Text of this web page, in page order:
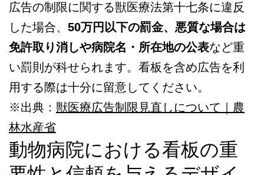
広告の制限に関する獣医療法第十七条に違反
した場合、 50万円以下の罰金、悪質な場合は
免許取り消しや病院名・所在地の公表など重
い罰則が科せられます。看板を含め広告を利
用する際は十分に留意してください。
※出典： 獣医療広告制限見直しについて｜農
林水産省
動物病院における看板の重